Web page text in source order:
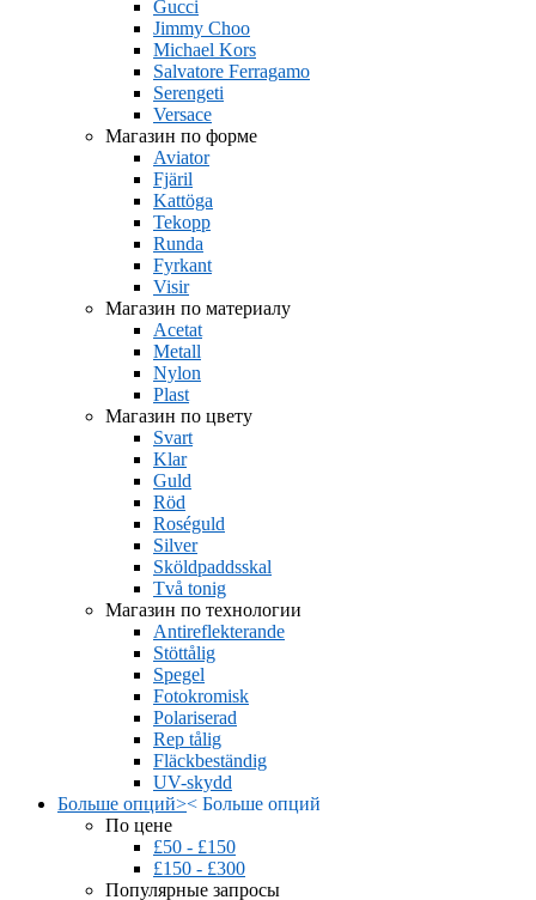
Gucci
Jimmy Choo
Michael Kors
Salvatore Ferragamo
Serengeti
Versace
Магазин по форме
Aviator
Fjäril
Kattöga
Tekopp
Runda
Fyrkant
Visir
Магазин по материалу
Acetat
Metall
Nylon
Plast
Магазин по цвету
Svart
Klar
Guld
Röd
Roséguld
Silver
Sköldpaddsskal
Två tonig
Магазин по технологии
Antireflekterande
Stöttålig
Spegel
Fotokromisk
Polariserad
Rep tålig
Fläckbeständig
UV-skydd
Больше опций>< Больше опций
По цене
£50 - £150
£150 - £300
Популярные запросы